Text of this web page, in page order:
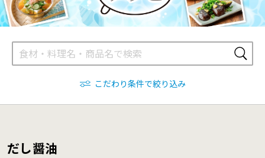
ギフト
自由な詰め合わせ
特集
こだわり条件で絞り込み
だし醤油